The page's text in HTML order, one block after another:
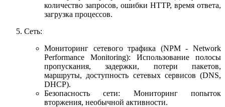
количество запросов, ошибки HTTP, время ответа,
загрузка процессов.
Сеть:
Мониторинг сетевого трафика (NPM - Network
Performance Monitoring): Использование полосы
пропускания, задержки, потери пакетов,
маршруты, доступность сетевых сервисов (DNS,
DHCP).
Безопасность сети: Мониторинг попыток
вторжения, необычной активности.